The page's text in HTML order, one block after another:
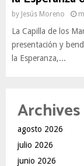
by Jesús Moreno
La Capilla de los
presentación y
la Esperanza,...
Archives
agosto 2026
julio 2026
junio 2026